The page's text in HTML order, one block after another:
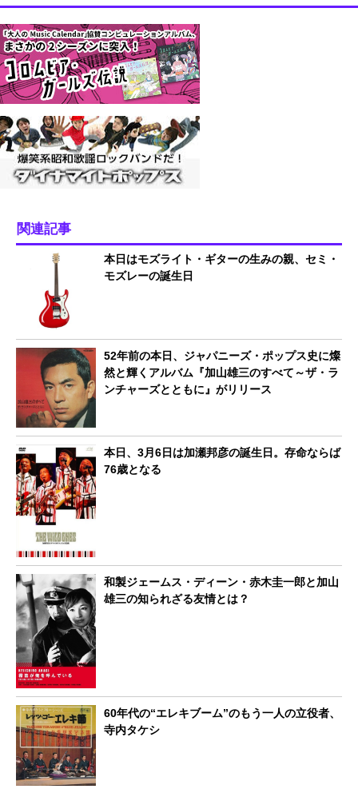
関連記事
本日はモズライト・ギターの生みの親、セミ・
モズレーの誕生日
52年前の本日、ジャパニーズ・ポップス史に燦
然と輝くアルバム『加山雄三のすべて～ザ・ラ
ンチャーズとともに』がリリース
本日、3月6日は加瀬邦彦の誕生日。存命ならば
76歳となる
和製ジェームス・ディーン・赤木圭一郎と加山
雄三の知られざる友情とは？
60年代の“エレキブーム”のもう一人の立役者、
寺内タケシ